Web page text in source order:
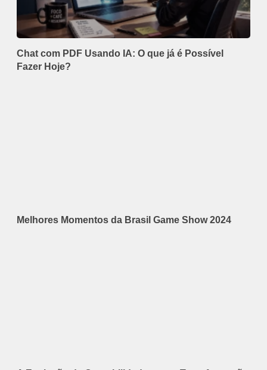
Chat com PDF Usando IA: O que já é Possível
Fazer Hoje?
Melhores Momentos da Brasil Game Show 2024